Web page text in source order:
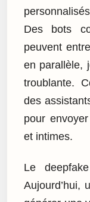
Des bots
peuvent
en parallèle,
troublante.
des
pour
et intimes.
Le
Aujourd’hui,